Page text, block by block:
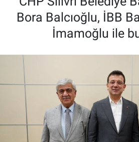
Bora Balcıoğlu, İBB
İmamoğlu ile
Son Dakika Haberleri